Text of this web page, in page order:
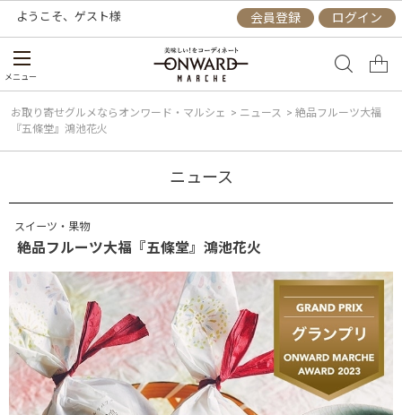
ようこそ、 ゲスト様 会員登録 ログイン
メニュー
お取り寄せグルメならオンワード・マルシェ > ニュース > 絶品フルーツ大福
『五條堂』鴻池花火
ニュース
スイーツ・果物
絶品フルーツ大福『五條堂』鴻池花火